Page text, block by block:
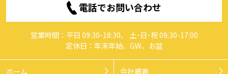
電話でお問い合わせ
営業時間：平日 09:30-18:30、 土･日･祝 09:30-17:00
定休日：年末年始、GW、お盆
ホーム 会社概要